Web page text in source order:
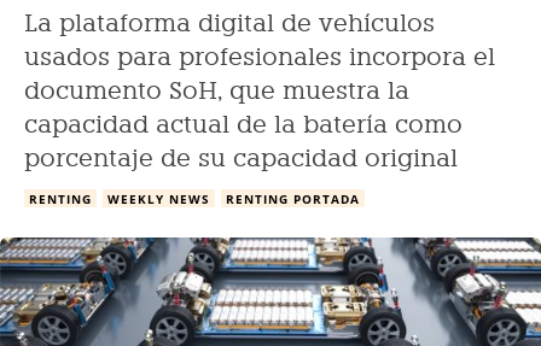
La plataforma digital de vehículos
usados para profesionales incorpora el
documento SoH, que muestra la
capacidad actual de la batería como
porcentaje de su capacidad original
RENTING WEEKLY NEWS RENTING PORTADA